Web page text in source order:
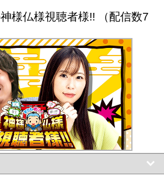
様仏様視聴者様!! （配信数7